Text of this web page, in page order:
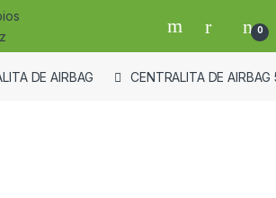
0
DE AIRBAG CENTRALITA DE